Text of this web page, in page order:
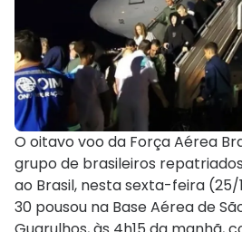
O oitavo voo da Força Aérea
grupo de brasileiros
ao Brasil, nesta sexta-feira (25/
30 pousou na Base Aérea de